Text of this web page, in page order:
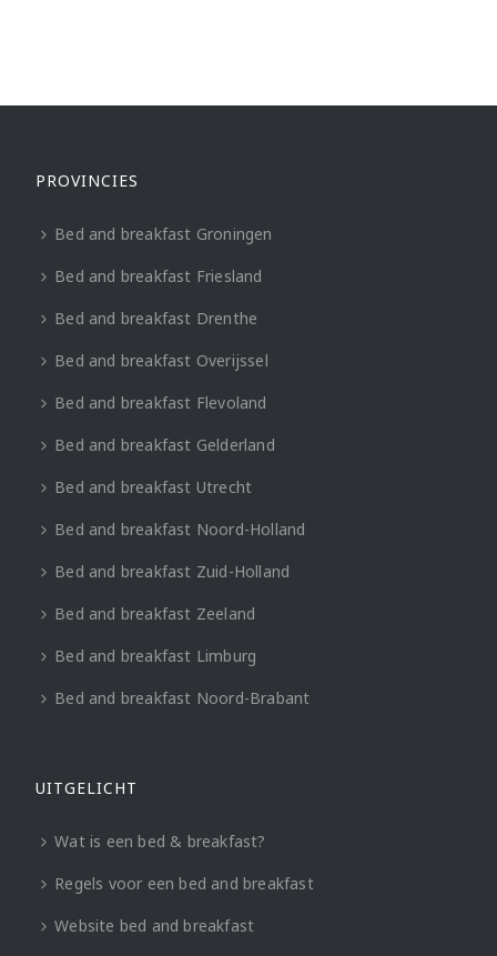
PROVINCIES
Bed and breakfast Groningen
Bed and breakfast Friesland
Bed and breakfast Drenthe
Bed and breakfast Overijssel
Bed and breakfast Flevoland
Bed and breakfast Gelderland
Bed and breakfast Utrecht
Bed and breakfast Noord-Holland
Bed and breakfast Zuid-Holland
Bed and breakfast Zeeland
Bed and breakfast Limburg
Bed and breakfast Noord-Brabant
UITGELICHT
Wat is een bed & breakfast?
Regels voor een bed and breakfast
Website bed and breakfast